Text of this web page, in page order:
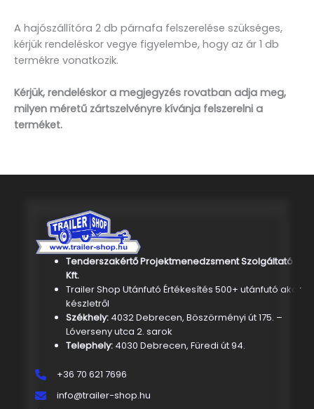
A hajószállítóra 2 db párnafa felszerelése szükséges,
kérjük rendeléskor vegye figyelembe, hogy az ár 1 db
termékre vonatkozik.
Kérjük, rendeléskor a megjegyzés rovatban adja meg,
milyen méretű zártszelvényre kívánja felszerelni a
terméket.
Tenderszakértő Projektmenedzsment Szolgáltató
Kft.
Trailer Shop Utánfutó Értékesítés 500+ utánfutó akár
készletről
Székhely: 4032 Debrecen, Böszörményi út 175. –
Lóverseny utca 2. sarok
Telephely:4030 Debrecen, Füredi út 94.
+36 70 621 7696
info@trailer-shop.hu